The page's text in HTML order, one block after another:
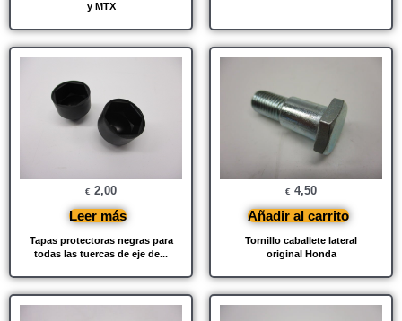
y MTX
Tapas protectoras negras para
todas las tuercas de eje de...
€ 2,00
Leer más
Tornillo caballete lateral
original Honda
€ 4,50
Añadir al carrito